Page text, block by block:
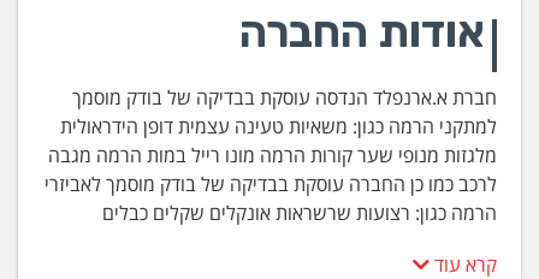
אודות החברה
חברת א.ארנפלד הנדסה עוסקת בבדיקה של בודק מוסמך
למתקני הרמה כגון: משאיות טעינה עצמית דופן הידראולית
מלגזות מנופי שער קורות הרמה מונו רייל במות הרמה מגבה
לרכב כמו כן החברה עוסקת בבדיקה של בודק מוסמך לאביזרי
הרמה כגון: רצועות שרשראות אונקלים שקלים כבלים
קרא עוד